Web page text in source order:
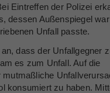
Eintreffen der Polizei
dessen Außenspiegel
Unfall passte.
dass der Unfallgegner
es zum Unfall. Auf die
konsumiert zu haben.